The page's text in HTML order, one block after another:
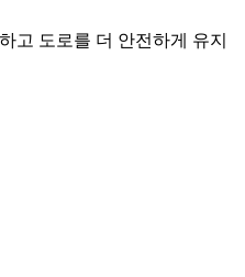
고 도로를 더 안전하게 유지